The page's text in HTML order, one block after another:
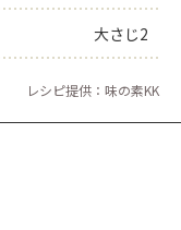
大さじ2
レシピ提供：味の素KK